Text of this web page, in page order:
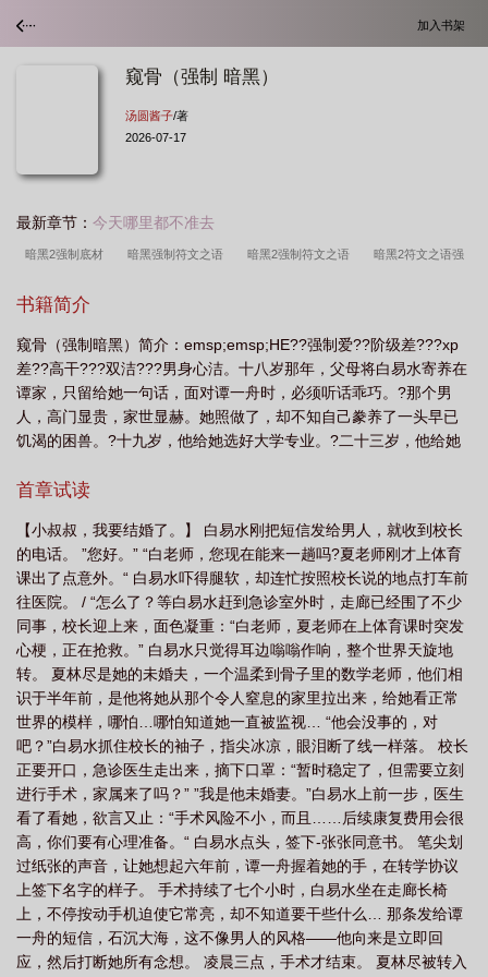
加入书架
窥骨（强制 暗黑）
汤圆酱子/著
2026-07-17
最新章节： 今天哪里都不准去
暗黑2强制底材 暗黑强制符文之语 暗黑2强制符文之语 暗黑2符文之语强
是背信好
者汤圆酱子 暗黑2背叛好还是强制好 暗黑4强制移动 暗黑2重制版 强
制 暗黑强制和背信谁强 暗黑2催促和强制哪个好 暗黑2强制符文
书籍简介
窥骨（强制暗黑）简介：emsp;emsp;HE??强制爱??阶级差???xp
差??高干???双洁???男身心洁。十八岁那年，父母将白易水寄养在
谭家，只留给她一句话，面对谭一舟时，必须听话乖巧。?那个男
人，高门显贵，家世显赫。她照做了，却不知自己豢养了一头早已
饥渴的困兽。?十九岁，他给她选好大学专业。?二十三岁，他给她
界被一寸寸修剪成他满意的形状。?直到二十四岁，白易水以死相
房外，谭一舟声音温柔得令人发寒：“我说过，你永远是我的，一年
的旅行快乐吗？”阈值高。不能接受请退出。自割腿肉。没有逻辑。
馋这种人设了就写了。不要攻击me。男主从头黑到尾。有女主和未
婚夫一丢丢边缘性描写。
首章试读
【小叔叔，我要结婚了。】 白易水刚把短信发给男人，就收到校长
的电话。 ”您好。” “白老师，您现在能来一趟吗?夏老师刚才上体育
课出了点意外。“ 白易水吓得腿软，却连忙按照校长说的地点打车前
往医院。 / “怎么了？等白易水赶到急诊室外时，走廊已经围了不少
同事，校长迎上来，面色凝重：“白老师，夏老师在上体育课时突发
心梗，正在抢救。” 白易水只觉得耳边嗡嗡作响，整个世界天旋地
转。 夏林尽是她的未婚夫，一个温柔到骨子里的数学老师，他们相
识于半年前，是他将她从那个令人窒息的家里拉出来，给她看正常
世界的模样，哪怕…哪怕知道她一直被监视… “他会没事的，对
吧？”白易水抓住校长的袖子，指尖冰凉，眼泪断了线一样落。 校长
正要开口，急诊医生走出来，摘下口罩：“暂时稳定了，但需要立刻
进行手术，家属来了吗？” ”我是他未婚妻。”白易水上前一步，医生
看了看她，欲言又止：“手术风险不小，而且……后续康复费用会很
高，你们要有心理准备。“ 白易水点头，签下-张张同意书。 笔尖划
过纸张的声音，让她想起六年前，谭一舟握着她的手，在转学协议
上签下名字的样子。 手术持续了七个小时，白易水坐在走廊长椅
上，不停按动手机迫使它常亮，却不知道要干些什么… 那条发给谭
一舟的短信，石沉大海，这不像男人的风格——他向来是立即回
应，然后打断她所有念想。 凌晨三点，手术才结束。 夏林尽被转入